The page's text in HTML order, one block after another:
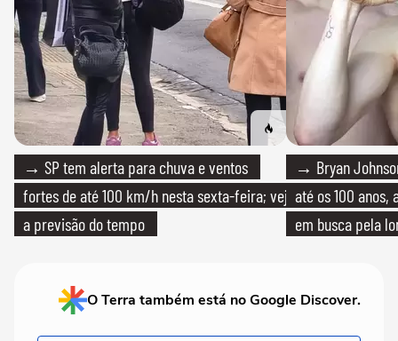
→ SP tem alerta para chuva e ventos
fortes de até 100 km/h nesta sexta-feira; veja
a previsão do tempo
→ Bryan
até os 100
em busca pela
O Terra também está no Google Discover.